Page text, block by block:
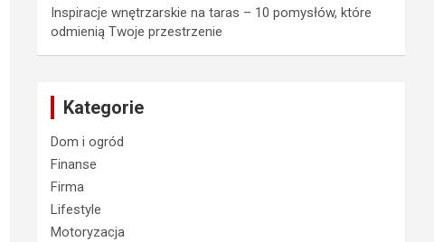
Inspiracje wnętrzarskie na taras – 10 pomysłów, które
odmienią Twoje przestrzenie
Kategorie
Dom i ogród
Finanse
Firma
Lifestyle
Motoryzacja